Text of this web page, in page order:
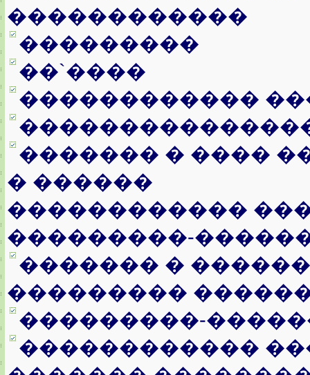
������������
���������
��`����
������������
������� � ����
� ������
������������
���������-
������� �
���������
���������-
������������